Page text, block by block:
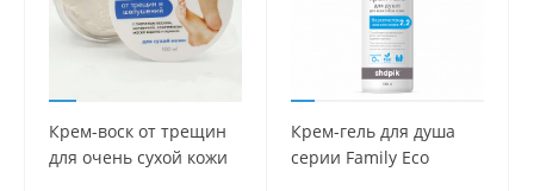
Крем-воск от трещин
для очень сухой кожи
Крем-гель для душа
серии Family Есо